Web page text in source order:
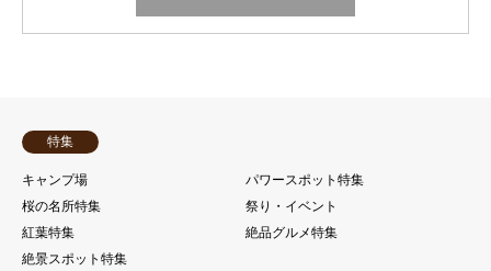
特集
キャンプ場
パワースポット特集
桜の名所特集
祭り・イベント
紅葉特集
絶品グルメ特集
絶景スポット特集